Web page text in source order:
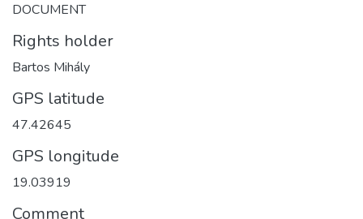
DOCUMENT
Rights holder
Bartos Mihály
GPS latitude
47.42645
GPS longitude
19.03919
Comment